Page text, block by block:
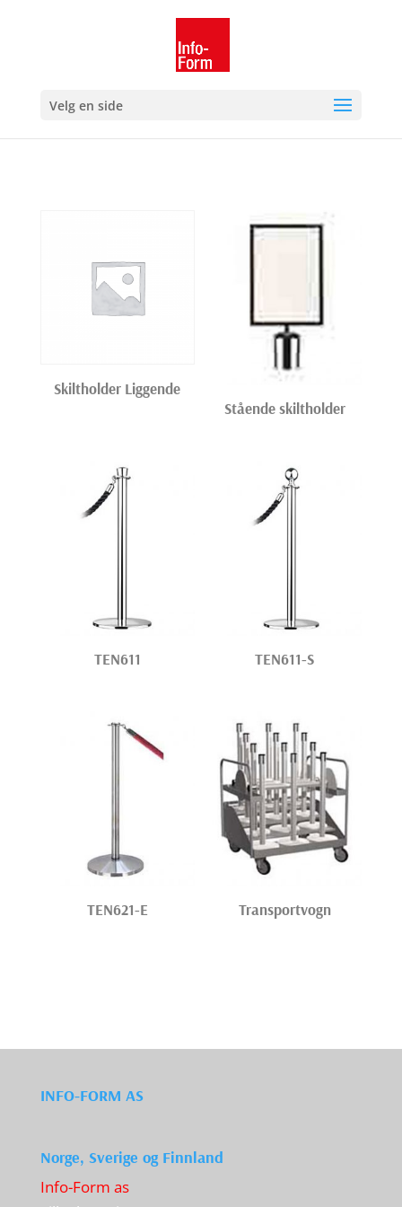
Velg en side
Skiltholder Liggende
Stående skiltholder
TEN611 TEN611-S
TEN621-E Transportvogn
INFO-FORM AS
Norge, Sverige og Finnland
Info-Form as